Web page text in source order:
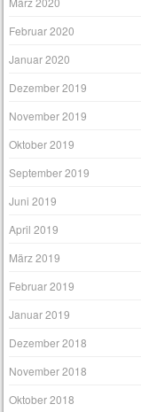
Februar 2020
Januar 2020
Dezember 2019
November 2019
Oktober 2019
September 2019
Juni 2019
April 2019
März 2019
Februar 2019
Januar 2019
Dezember 2018
November 2018
Oktober 2018